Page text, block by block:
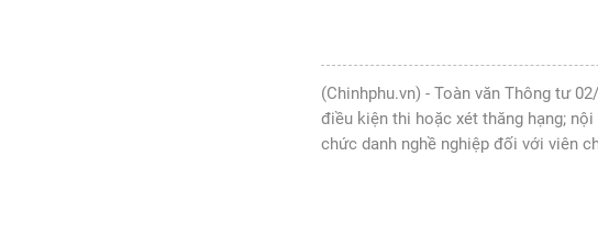
(Chinhphu.vn) - Toàn văn Thông tư
điều kiện thi hoặc xét thăng hạng;
chức danh nghề nghiệp đối với viên